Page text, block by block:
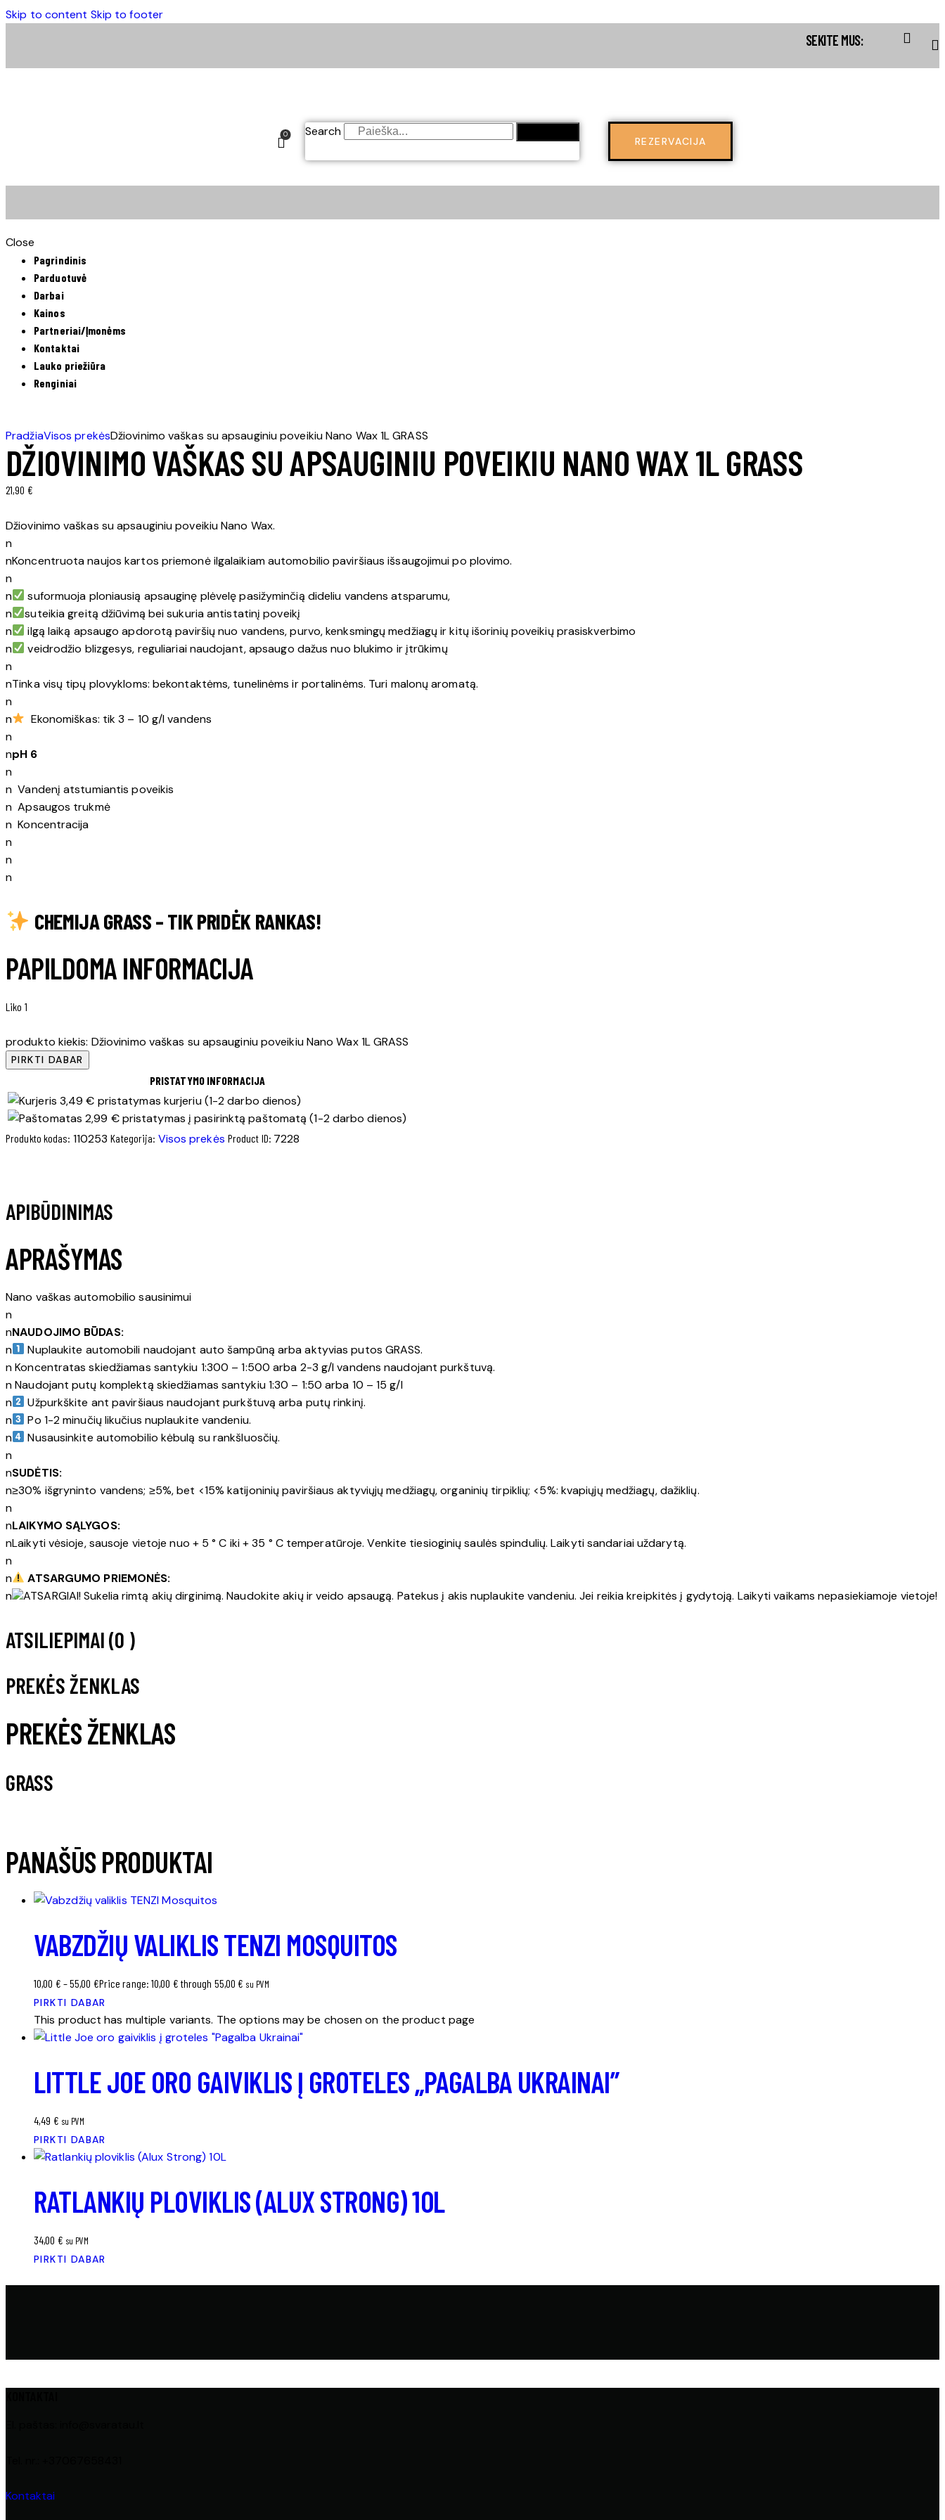
Skip to content Skip to footer
SEKITE MUS:
0 Search
REZERVACIJA
Close
Pagrindinis
Parduotuvė
Darbai
Kainos
Partneriai/Įmonėms
Kontaktai
Lauko priežiūra
Renginiai
PradžiaVisos prekėsDžiovinimo vaškas su apsauginiu poveikiu Nano Wax 1L GRASS
DŽIOVINIMO VAŠKAS SU APSAUGINIU POVEIKIU NANO WAX 1L GRASS
21,90 €
Džiovinimo vaškas su apsauginiu poveikiu Nano Wax.
n
nKoncentruota naujos kartos priemonė ilgalaikiam automobilio paviršiaus išsaugojimui po plovimo.
n
n
suformuoja ploniausią apsauginę plėvelę pasižyminčią dideliu vandens atsparumu,
n
suteikia greitą džiūvimą bei sukuria antistatinį poveikį
n
ilgą laiką apsaugo apdorotą paviršių nuo vandens, purvo, kenksmingų medžiagų ir kitų išorinių poveikių prasiskverbimo
n
veidrodžio blizgesys, reguliariai naudojant, apsaugo dažus nuo blukimo ir įtrūkimų
n
nTinka visų tipų plovykloms: bekontaktėms, tunelinėms ir portalinėms. Turi malonų aromatą.
n
n
Ekonomiškas: tik 3 – 10 g/l vandens
n
npH 6
n
n Vandenį atstumiantis poveikis
n Apsaugos trukmė
n Koncentracija
n
n
n
CHEMIJA GRASS – TIK PRIDĖK RANKAS!
PAPILDOMA INFORMACIJA
Liko 1
produkto kiekis: Džiovinimo vaškas su apsauginiu poveikiu Nano Wax 1L GRASS
PIRKTI DABAR
PRISTATYMO INFORMACIJA
3,49 € pristatymas kurjeriu (1-2 darbo dienos)
2,99 € pristatymas į pasirinktą paštomatą (1-2 darbo dienos)
Produkto kodas: 110253 Kategorija: Visos prekės Product ID: 7228
APIBŪDINIMAS
APRAŠYMAS
Nano vaškas automobilio sausinimui
n
nNAUDOJIMO BŪDAS:
n
Nuplaukite automobili naudojant auto šampūną arba aktyvias putos GRASS.
n Koncentratas skiedžiamas santykiu 1:300 – 1:500 arba 2-3 g/l vandens naudojant purkštuvą.
n Naudojant putų komplektą skiedžiamas santykiu 1:30 – 1:50 arba 10 – 15 g/l
n
Užpurkškite ant paviršiaus naudojant purkštuvą arba putų rinkinį.
n
Po 1-2 minučių likučius nuplaukite vandeniu.
n
Nusausinkite automobilio kėbulą su rankšluosčių.
n
nSUDĖTIS:
n≥30% išgryninto vandens; ≥5%, bet <15% katijoninių paviršiaus aktyviųjų medžiagų, organinių tirpiklių; <5%: kvapiųjų medžiagų, dažiklių.
n
nLAIKYMO SĄLYGOS:
nLaikyti vėsioje, sausoje vietoje nuo + 5 ° C iki + 35 ° C temperatūroje. Venkite tiesioginių saulės spindulių. Laikyti sandariai uždarytą.
n
n
ATSARGUMO PRIEMONĖS:
n
ATSARGIAI! Sukelia rimtą akių dirginimą. Naudokite akių ir veido apsaugą. Patekus į akis nuplaukite vandeniu. Jei reikia kreipkitės į gydytoją. Laikyti vaikams nepasiekiamoje vietoje!
ATSILIEPIMAI (0 )
PREKĖS ŽENKLAS
PREKĖS ŽENKLAS
GRASS
PANAŠŪS PRODUKTAI
VABZDŽIŲ VALIKLIS TENZI MOSQUITOS
10,00 € –55,00 €Price range: 10,00 € through 55,00 € su PVM
PIRKTI DABAR
This product has multiple variants. The options may be chosen on the product page
LITTLE JOE ORO GAIVIKLIS Į GROTELES „PAGALBA UKRAINAI”
4,49 € su PVM
PIRKTI DABAR
RATLANKIŲ PLOVIKLIS (ALUX STRONG) 10L
34,00 € su PVM
PIRKTI DABAR
Kontaktai